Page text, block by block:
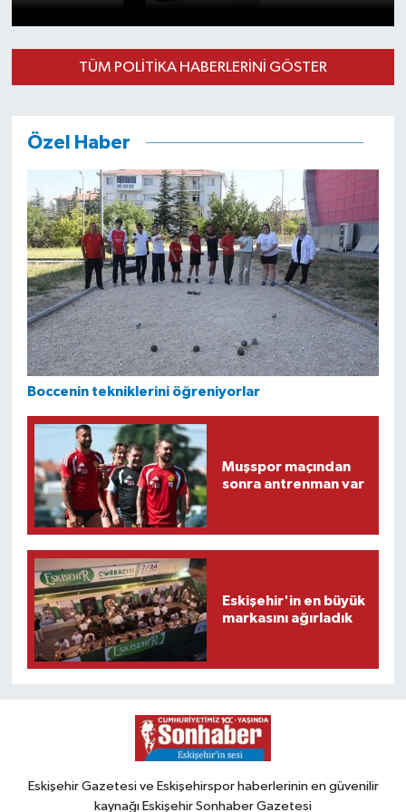
TÜM POLITIKA HABERLERINI GÖSTER
Özel Haber
Boccenin tekniklerini öğreniyorlar
Muşspor maçından
sonra antrenman var
Eskişehir'in en büyük
markasını ağırladık
Eskişehir Gazetesi ve Eskişehirspor haberlerinin en güvenilir
kaynağı Eskişehir Sonhaber Gazetesi